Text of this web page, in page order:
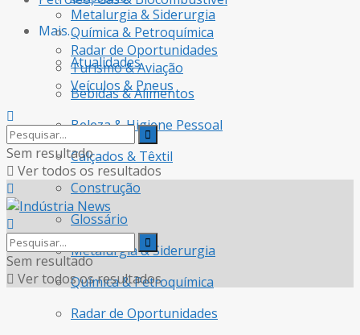
Mais…
Atualidades
Bebidas & Alimentos
Beleza & Higiene Pessoal
Calçados & Têxtil
Construção
Glossário
Metalurgia & Siderurgia
Química & Petroquímica
Radar de Oportunidades
Metalurgia & Siderurgia
Química & Petroquímica
Radar de Oportunidades
Turismo & Aviação
Veículos & Pneus
Sem resultado
Ver todos os resultados
Sem resultado
Ver todos os resultados